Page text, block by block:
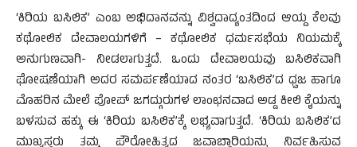
‘ಕಿರಿಯ ಬಸಿಲಿಕ’ ಎಂಬ ಅಭಿದಾನವನ್ನು ವಿಶ್ವದಾದ್ಯಂತದಿಂದ ಆಯ್ದ ಕೆಲವು
ಕಥೋಲಿಕ ದೇವಾಲಯಗಳಿಗೆ – ಕಥೋಲಿಕ ಧರ್ಮಸಭೆಯ ನಿಯಮಕ್ಕೆ
ಅನುಗುಣವಾಗಿ- ನೀಡಲಾಗುತ್ತದೆ. ಒಂದು ದೇವಾಲಯವು ಬಸಿಲಿಕವಾಗಿ
ಘೋಷಣೆಯಾಗಿ ಅದರ ಸಮರ್ಪಣೆಯಾದ ನಂತರ ‘ಬಸಿಲಿಕ’ದ ಧ್ವಜ ಹಾಗೂ
ಮೊಹರಿನ ಮೇಲೆ ಪೋಪ್ ಜಗದ್ಗುರುಗಳ ಲಾಂಛನವಾದ ಅಡ್ಡ ಕೀಲಿ ಕೈಯನ್ನು
ಬಳಸುವ ಹಕ್ಕು ಈ ‘ಕಿರಿಯ ಬಸಿಲಿಕ’ಕ್ಕೆ ಲಭ್ಯವಾಗುತ್ತದೆ. ‘ಕಿರಿಯ ಬಸಿಲಿಕ’ದ